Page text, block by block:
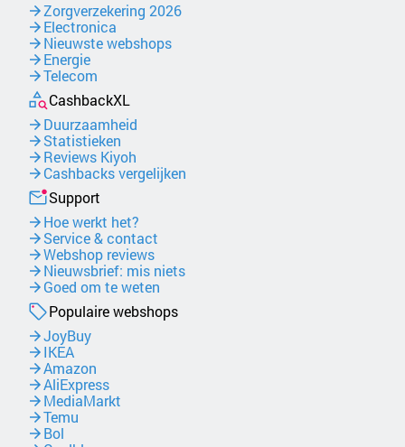
Zorgverzekering 2026
Electronica
Nieuwste webshops
Energie
Telecom
CashbackXL
Duurzaamheid
Statistieken
Reviews Kiyoh
Cashbacks vergelijken
Support
Hoe werkt het?
Service & contact
Webshop reviews
Nieuwsbrief: mis niets
Goed om te weten
Populaire webshops
JoyBuy
IKEA
Amazon
AliExpress
MediaMarkt
Temu
Bol